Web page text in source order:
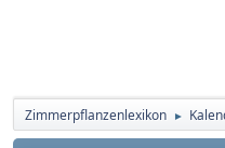
Zimmerpflanzenlexikon ►